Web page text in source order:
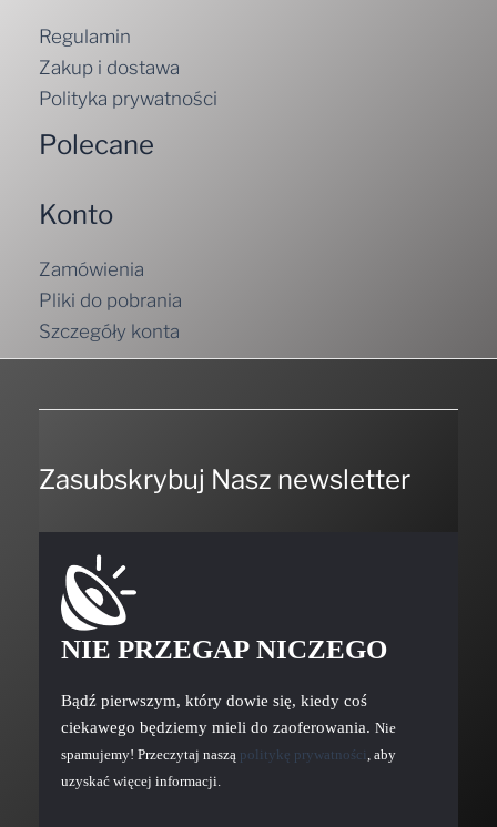
Regulamin
Zakup i dostawa
Polityka prywatności
Polecane
Konto
Zamówienia
Pliki do pobrania
Szczegóły konta
Zasubskrybuj Nasz newsletter
NIE PRZEGAP NICZEGO
Bądź pierwszym, który dowie się, kiedy coś
ciekawego będziemy mieli do zaoferowania. Nie
spamujemy! Przeczytaj naszą politykę prywatności , aby
uzyskać więcej informacji.